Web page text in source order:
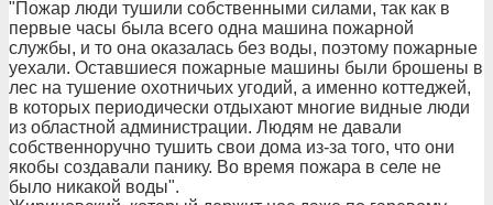
"Пожар люди тушили собственными силами, так как в
первые часы была всего одна машина пожарной
службы, и то она оказалась без воды, поэтому пожарные
уехали. Оставшиеся пожарные машины были брошены в
лес на тушение охотничьих угодий, а именно коттеджей,
в которых периодически отдыхают многие видные люди
из областной администрации. Людям не давали
собственноручно тушить свои дома из-за того, что они
якобы создавали панику. Во время пожара в селе не
было никакой воды".